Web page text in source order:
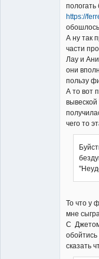
https://
А ну так
части
Лау и
они
пользу
А то вот
вывеской
чего то
То что у
мне
С
сказать